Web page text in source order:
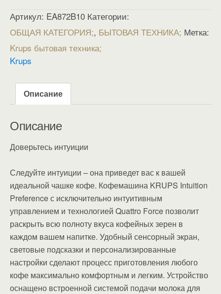
Артикул: EA872B10 Категории:
ОБЩАЯ КАТЕГОРИЯ , БЫТОВАЯ ТЕХНИКА Метка:
Krups бытовая техника
Krups
Описание
Описание
Доверьтесь интуиции
Следуйте интуиции – она приведет вас к вашей
идеальной чашке кофе. Кофемашина KRUPS Intuition
Preference с исключительно интуитивным
управлением и технологией Quattro Force позволит
раскрыть всю полноту вкуса кофейных зерен в
каждом вашем напитке. Удобный сенсорный экран,
световые подсказки и персонализированные
настройки сделают процесс приготовления любого
кофе максимально комфортным и легким. Устройство
оснащено встроенной системой подачи молока для